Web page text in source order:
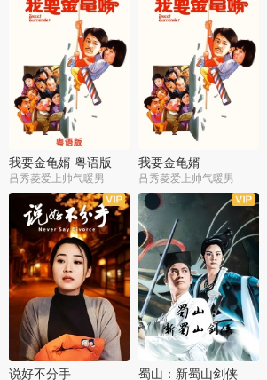
我要金龟婿 粤语版
吕秀菱爱上帅气暖男
我要金龟婿
吕秀菱爱上帅气暖男
说好不分手 蜀山：新蜀山剑侠